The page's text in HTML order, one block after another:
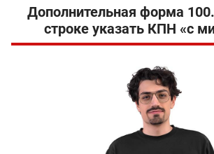
Дополнительная форма
строке указать КПН «с